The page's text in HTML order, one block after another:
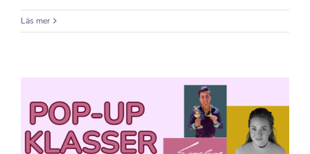
Läs mer